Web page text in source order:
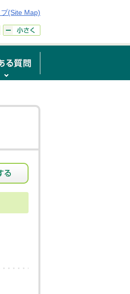
(Site Map)